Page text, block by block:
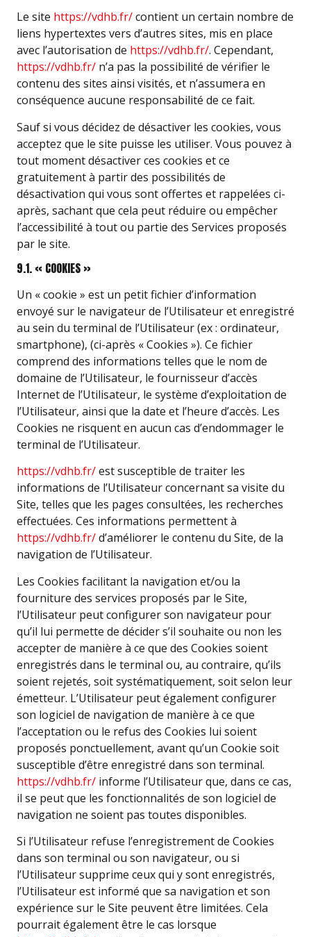
Le site https://vdhb.fr/contient un certain nombre de
liens hypertextes vers d’autres sites, mis en place
avec l’autorisation de https://vdhb.fr/. Cependant,
https://vdhb.fr/ n’a pas la possibilité de vérifier le
contenu des sites ainsi visités, et n’assumera en
conséquence aucune responsabilité de ce fait.
Sauf si vous décidez de désactiver les cookies, vous
acceptez que le site puisse les utiliser. Vous pouvez à
tout moment désactiver ces cookies et ce
gratuitement à partir des possibilités de
désactivation qui vous sont offertes et rappelées ci-
après, sachant que cela peut réduire ou empêcher
l’accessibilité à tout ou partie des Services proposés
par le site.
9.1. « COOKIES »
Un « cookie » est un petit fichier d’information
envoyé sur le navigateur de l’Utilisateur et enregistré
au sein du terminal de l’Utilisateur (ex : ordinateur,
smartphone), (ci-après « Cookies »). Ce fichier
comprend des informations telles que le nom de
domaine de l’Utilisateur, le fournisseur d’accès
Internet de l’Utilisateur, le système d’exploitation de
l’Utilisateur, ainsi que la date et l’heure d’accès. Les
Cookies ne risquent en aucun cas d’endommager le
terminal de l’Utilisateur.
https://vdhb.fr/est susceptible de traiter les
informations de l’Utilisateur concernant sa visite du
Site, telles que les pages consultées, les recherches
effectuées. Ces informations permettent à
https://vdhb.fr/d’améliorer le contenu du Site, de la
navigation de l’Utilisateur.
Les Cookies facilitant la navigation et/ou la
fourniture des services proposés par le Site,
l’Utilisateur peut configurer son navigateur pour
qu’il lui permette de décider s’il souhaite ou non les
accepter de manière à ce que des Cookies soient
enregistrés dans le terminal ou, au contraire, qu’ils
soient rejetés, soit systématiquement, soit selon leur
émetteur. L’Utilisateur peut également configurer
son logiciel de navigation de manière à ce que
l’acceptation ou le refus des Cookies lui soient
proposés ponctuellement, avant qu’un Cookie soit
susceptible d’être enregistré dans son terminal.
https://vdhb.fr/ informe l’Utilisateur que, dans ce cas,
il se peut que les fonctionnalités de son logiciel de
navigation ne soient pas toutes disponibles.
Si l’Utilisateur refuse l’enregistrement de Cookies
dans son terminal ou son navigateur, ou si
l’Utilisateur supprime ceux qui y sont enregistrés,
l’Utilisateur est informé que sa navigation et son
expérience sur le Site peuvent être limitées. Cela
pourrait également être le cas lorsque